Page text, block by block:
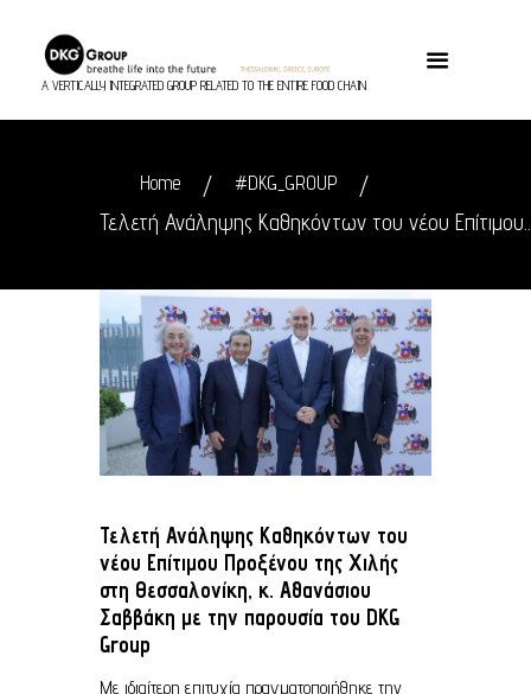
A VERTICALLY INTEGRATED GROUP RELATED TO THE ENTIRE FOOD CHAIN
Home #DKG_GROUP
Τελετή Ανάληψης Καθηκόντων του νέου
Τελετή Ανάληψης Καθηκόντων του
νέου Επίτιμου Προξένου της Χιλής
στη Θεσσαλονίκη, κ. Αθανάσιου
Σαββάκη με την παρουσία του DKG
Group
Με ιδιαίτερη επιτυχία πραγματοποιήθηκε την